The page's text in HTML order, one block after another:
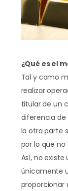
¿Qué es el
Tal y como
realizar
titular de un
diferencia
la otra parte
por lo que no
Así, no
únicamente
proporcionar